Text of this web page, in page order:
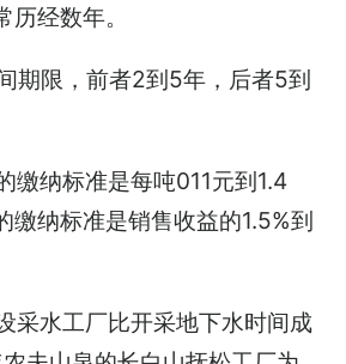
经数年。
期限，前者2到5年，后者5到
缴纳标准是每吨011元到1.4
缴纳标准是销售收益的1.5%到
采水工厂比开采地下水时间成